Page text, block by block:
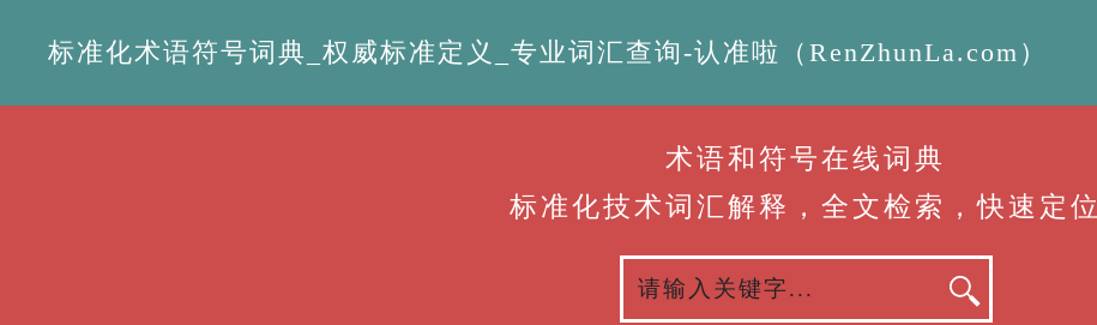
标准化术语符号词典_权威标准定义_专业词汇查询-认准啦（RenZhunLa.com）
术语和符号在线词典
标准化技术词汇解释，全文检索，快速定位